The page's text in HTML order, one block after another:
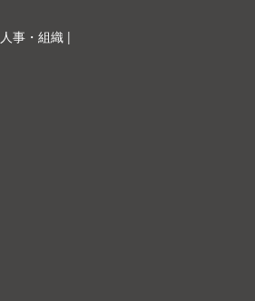
人事・組織